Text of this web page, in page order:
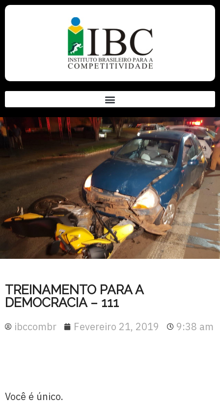
TREINAMENTO PARA A
DEMOCRACIA – 111
ibccombr Fevereiro 21, 2019 9:38 am
Você é único.